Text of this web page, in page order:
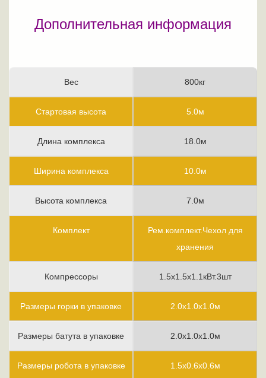
Дополнительная информация
Вес
Стартовая высота
Длина комплекса
Ширина комплекса
Высота комплекса
Комплект
Компрессоры
Размеры горки в упаковке
Размеры батута в упаковке
Размеры робота в упаковке
800кг
5.0м
18.0м
10.0м
7.0м
Рем.комплект.Чехол для
хранения
1.5х1.5х1.1кВт.3шт
2.0х1.0х1.0м
2.0х1.0х1.0м
1.5х0.6х0.6м